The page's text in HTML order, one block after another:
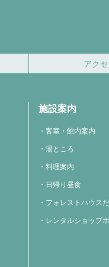
アク
施設案内
客室・館内案内
湯ところ
料理案内
日帰り昼食
フォレストハウス
レンタルショップ